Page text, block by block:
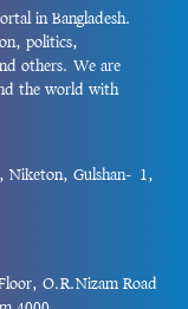
in Bangladesh.
politics,
others. We are
the world with
Gulshan-1,
O.R.Nizam Road